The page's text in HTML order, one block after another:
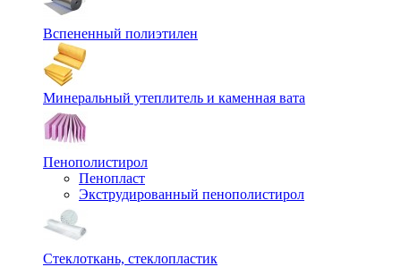
Вспененный полиэтилен
Минеральный утеплитель и каменная вата
Пенополистирол
Пенопласт
Экструдированный пенополистирол
Стеклоткань, стеклопластик